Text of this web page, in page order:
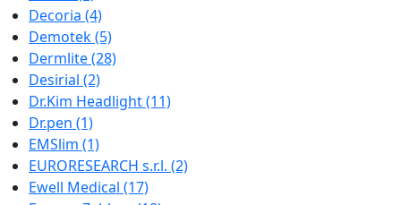
Decoria (4)
Demotek(5)
Dermlite(28)
Desirial (2)
Dr.Kim Headlight(11)
Dr.pen (1)
EMSlim (1)
EURORESEARCH s.r.l. (2)
Ewell Medical (17)